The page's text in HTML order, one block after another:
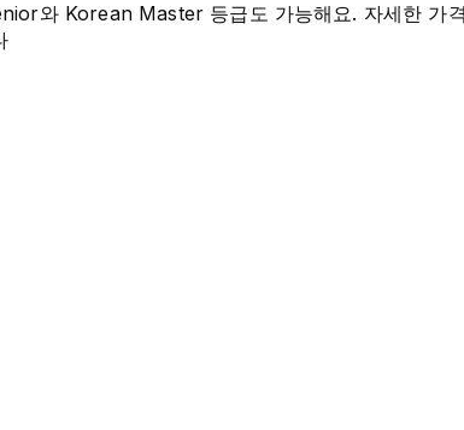
와 Korean Master 등급도 가능해요. 자세한 가